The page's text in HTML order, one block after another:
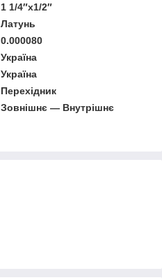
1 1/4″х1/2″
Латунь
0.000080
Україна
Україна
Перехідник
Зовнішнє — Внутрішнє